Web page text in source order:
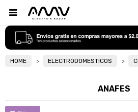

HOME ELECTRODOMESTICOS
ANAFES